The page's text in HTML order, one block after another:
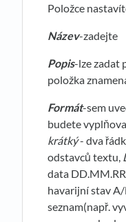
Položce
Název-zadejte
Popis-lze zadat
položka
Formát-sem
budete
krátký- dva
odstavců textu,
data
havarijní stav
seznam(např.